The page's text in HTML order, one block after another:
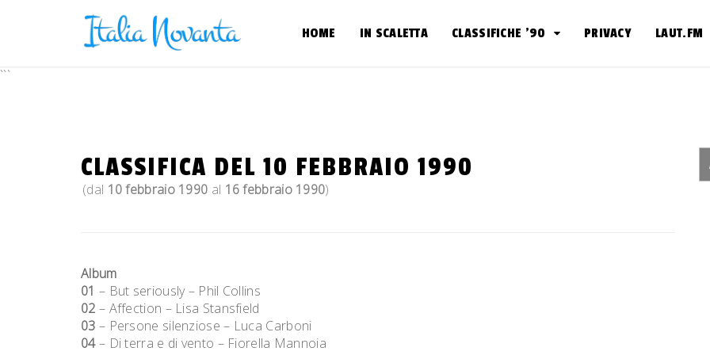
HOME IN SCALETTA CLASSIFICHE ’90 PRIVACY LAUT.FM
```
CLASSIFICA DEL 10 FEBBRAIO 1990
(dal 10 febbraio 1990 al 16 febbraio 1990)
Album
01 – But seriously – Phil Collins
02 – Affection – Lisa Stansfield
03 – Persone silenziose – Luca Carboni
04– Di terra e di vento – Fiorella Mannoia